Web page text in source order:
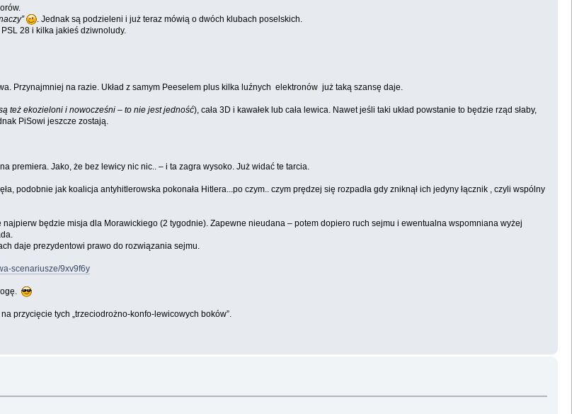
. Jednak są podzieleni i już teraz mówią o dwóch klubach poselskich.
28 i kilka jakieś dziwnoludy.
Przynajmniej na razie. Układ z samym Peeselem plus kilka luźnych elektronów już taką szansę daje.
też ekozieloni i nowocześni – to nie jest jedność), cała 3D i kawałek lub cała lewica. Nawet jeśli taki układ powstanie to będzie rząd słaby,
PiSowi jeszcze zostają.
Jako, że bez lewicy nic nic.. – i ta zagra wysoko. Już widać te tarcia.
podobnie jak koalicja antyhitlerowska pokonała Hitlera...po czym.. czym prędzej się rozpadła gdy zniknął ich jedyny łącznik , czyli wspólny
będzie misja dla Morawickiego (2 tygodnie). Zapewne nieudana – potem dopiero ruch sejmu i ewentualna wspomniana wyżej
daje prezydentowi prawo do rozwiązania sejmu.
scenariusze/9xv9f6y
przycięcie tych „trzeciodrożno-konfo-lewicowych boków”.